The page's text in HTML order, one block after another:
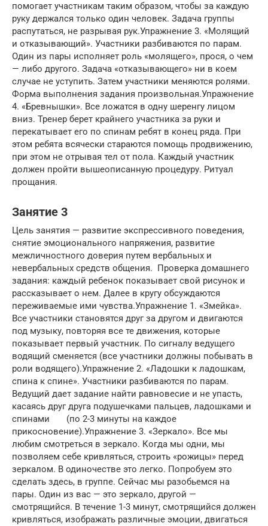
помогает участникам таким образом, чтобы за каждую
руку держался только один человек. Задача группы
распутаться, не разрывая рук.Упражнение 3. «Молящий
и отказывающий». Участники разбиваются по парам.
Один из пары исполняет роль «молящего», прося, о чем
— либо другого. Задача «отказывающего» ни в коем
случае не уступить. Затем участники меняются ролями.
Форма выполнения задания произвольная.Упражнение
4. «Бревнышки». Все ложатся в одну шеренгу лицом
вниз. Тренер берет крайнего участника за руки и
перекатывает его по спинам ребят в конец ряда. При
этом ребята всячески стараются помощь продвижению,
при этом не отрывая тел от пола. Каждый участник
должен пройти вышеописанную процедуру. Ритуал
прощания.
Занятие 3
Цель занятия — развитие экспрессивного поведения,
снятие эмоционального напряжения, развитие
межличностного доверия путем вербальных и
невербальных средств общения. Проверка домашнего
задания: каждый ребенок показывает свой рисунок и
рассказывает о нем. Далее в кругу обсуждаются
переживаемые ими чувства.Упражнение 1. «Змейка».
Все участники становятся друг за другом и двигаются
под музыку, повторяя все те движения, которые
показывает первый участник. По сигналу ведущего
водящий сменяется (все участники должны побывать в
роли водящего).Упражнение 2. «Ладошки к ладошкам,
спина к спине». Участники разбиваются по парам.
Ведущий дает задание найти равновесие и не упасть,
касаясь друг друга подушечками пальцев, ладошками и
спинами (по 2-3 минуты на каждое
прикосновение).Упражнение 3. «Зеркало». Все мы
любим смотреться в зеркало. Когда мы одни, мы
позволяем себе кривляться, строить «рожицы» перед
зеркалом. В одиночестве это легко. Попробуем это
сделать здесь, в группе. Сейчас мы разобьемся на
пары. Один из вас — это зеркало, другой —
смотрящийся. В течение 1-3 минут, смотрящийся должен
кривляться, изображать различные эмоции, двигаться